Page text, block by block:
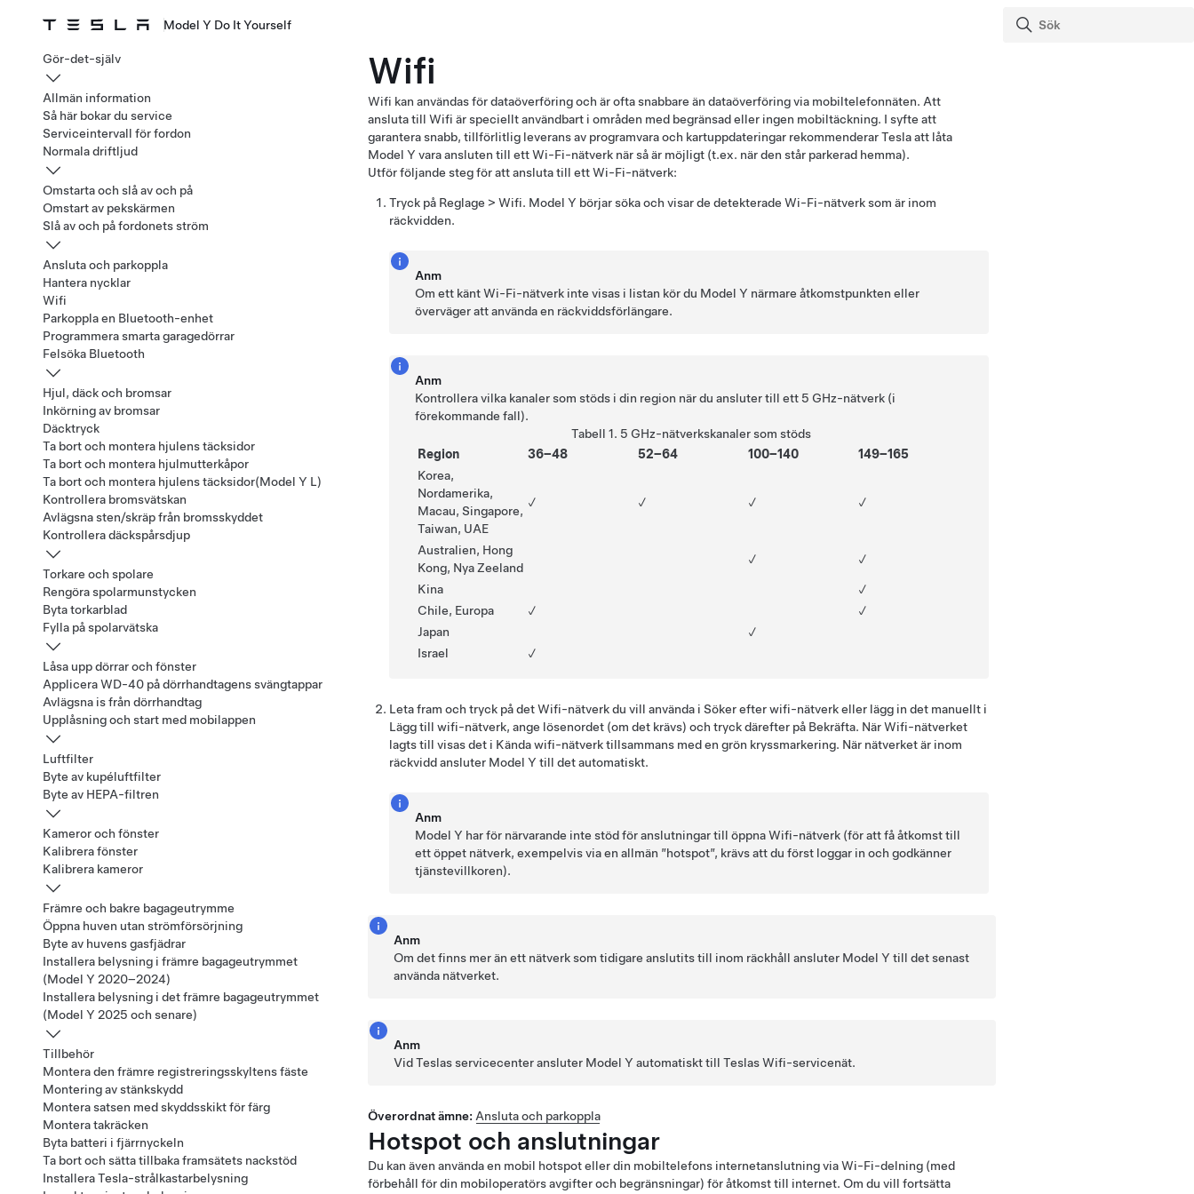
Model Y Do It Yourself
Wifi
Wifi kan användas för dataöverföring och är ofta snabbare än dataöverföring via mobiltelefonnäten. Att
ansluta till Wifi är speciellt användbart i områden med begränsad eller ingen mobiltäckning. I syfte att
garantera snabb, tillförlitlig leverans av programvara och kartuppdateringar rekommenderar Tesla att låta
Model Y vara ansluten till ett Wi-Fi-nätverk när så är möjligt (t.ex. när den står parkerad hemma).
Utför följande steg för att ansluta till ett Wi-Fi-nätverk:
Tryck på Reglage > Wifi. Model Y börjar söka och visar de detekterade Wi-Fi-nätverk som är inom
räckvidden.
Anm
Om ett känt Wi-Fi-nätverk inte visas i listan kör du Model Y närmare åtkomstpunkten eller
överväger att använda en räckviddsförlängare.
Anm
Kontrollera vilka kanaler som stöds i din region när du ansluter till ett 5 GHz-nätverk (i
förekommande fall).
Tabell 1. 5 GHz-nätverkskanaler som stöds
Region
36–48 52–64 100–140
149–165
Korea,
Nordamerika,
Macau, Singapore,
Taiwan, UAE
✓ ✓ ✓ ✓
Australien, Hong
Kong, Nya Zeeland
✓ ✓
Kina
✓
Chile, Europa
✓
✓
Japan
✓
Israel
✓
Leta fram och tryck på det Wifi-nätverk du vill använda i Söker efter wifi-nätverkeller lägg in det manuellt i
Lägg till wifi-nätverk, ange lösenordet (om det krävs) och tryck därefter på Bekräfta. När Wifi-nätverket
lagts till visas det i Kända wifi-nätverktillsammans med en grön kryssmarkering. När nätverket är inom
räckvidd ansluter Model Y till det automatiskt.
Anm
Model Y har för närvarande inte stöd för anslutningar till öppna Wifi-nätverk (för att få åtkomst till
ett öppet nätverk, exempelvis via en allmän ”hotspot”, krävs att du först loggar in och godkänner
tjänstevillkoren).
Anm
Om det finns mer än ett nätverk som tidigare anslutits till inom räckhåll ansluter Model Y till det senast
använda nätverket.
Anm
Vid Teslas servicecenter ansluter Model Y automatiskt till Teslas Wifi-servicenät.
Överordnat ämne: Ansluta och parkoppla
Hotspot och anslutningar
Du kan även använda en mobil hotspot eller din mobiltelefons internetanslutning via Wi-Fi-delning (med
förbehåll för din mobiloperatörs avgifter och begränsningar) för åtkomst till internet. Om du vill fortsätta
Gör-det-själv
Allmän information
Så här bokar du service
Serviceintervall för fordon
Normala driftljud
Omstarta och slå av och på
Omstart av pekskärmen
Slå av och på fordonets ström
Ansluta och parkoppla
Hantera nycklar
Wifi
Parkoppla en Bluetooth-enhet
Programmera smarta garagedörrar
Felsöka Bluetooth
Hjul, däck och bromsar
Inkörning av bromsar
Däcktryck
Ta bort och montera hjulens täcksidor
Ta bort och montera hjulmutterkåpor
Ta bort och montera hjulens täcksidor(Model Y L)
Kontrollera bromsvätskan
Avlägsna sten/skräp från bromsskyddet
Kontrollera däckspårsdjup
Torkare och spolare
Rengöra spolarmunstycken
Byta torkarblad
Fylla på spolarvätska
Låsa upp dörrar och fönster
Applicera WD-40 på dörrhandtagens svängtappar
Avlägsna is från dörrhandtag
Upplåsning och start med mobilappen
Luftfilter
Byte av kupéluftfilter
Byte av HEPA-filtren
Kameror och fönster
Kalibrera fönster
Kalibrera kameror
Främre och bakre bagageutrymme
Öppna huven utan strömförsörjning
Byte av huvens gasfjädrar
Installera belysning i främre bagageutrymmet
(Model Y 2020–2024)
Installera belysning i det främre bagageutrymmet
(Model Y 2025 och senare)
Tillbehör
Montera den främre registreringsskyltens fäste
Montering av stänkskydd
Montera satsen med skyddsskikt för färg
Montera takräcken
Byta batteri i fjärrnyckeln
Ta bort och sätta tillbaka framsätets nackstöd
Installera Tesla-strålkastarbelysning